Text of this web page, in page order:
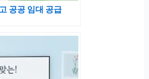
공공 임대 공급